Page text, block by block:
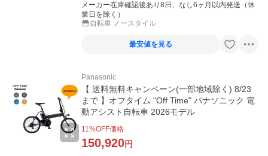
メーカー在庫確認後あり8日、なし6ヶ月以内発送（休
業日を除く）
自転車 ノースタイル
最安値を見る
Panasonic
【 送料無料キャンペーン(一部地域除く) 8/23
まで 】オフタイム "Off Time" パナソニック 電
動アシスト自転車 2026モデル
11%OFF価格
150,920円